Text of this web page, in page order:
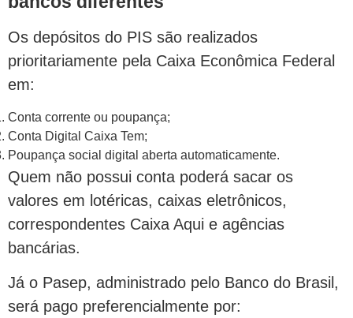
Os depósitos do PIS são realizados
prioritariamente pela Caixa Econômica Federal
em:
Conta corrente ou poupança;
Conta Digital Caixa Tem;
Poupança social digital aberta automaticamente.
Quem não possui conta poderá sacar os
valores em lotéricas, caixas eletrônicos,
correspondentes Caixa Aqui e agências
bancárias.
Já o Pasep, administrado pelo Banco do Brasil,
será pago preferencialmente por: